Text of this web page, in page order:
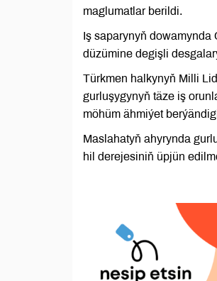
maglumatlar berildi.
Iş saparynyň
düzümine degişli
Türkmen halkynyň Milli
gurluşygynyň täze iş
möhüm ähmiýet
Maslahatyň ahyrynda
hil derejesiniň üpjün